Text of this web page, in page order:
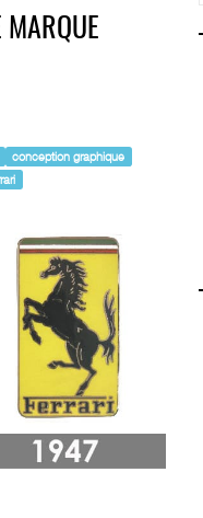
MARQUE
conception graphique